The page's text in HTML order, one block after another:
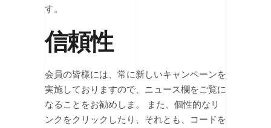
す。
信頼性
会員の皆様には、常に新しいキャンペーンを
実施しておりますので、ニュース欄をご覧に
なることをお勧めしま。 また、個性的なリ
ンクをクリックしたり、それとも、コードを